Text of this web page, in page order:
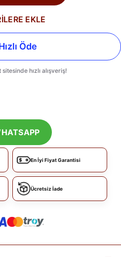
EKLE
En İyi Fiyat Garantisi
Ücretsiz İade